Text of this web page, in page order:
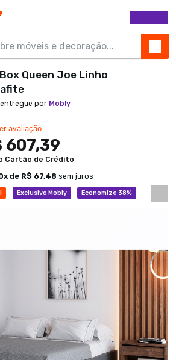
Exclusivo Mobly Economize 38%
Queen Joe Linho
entregue por Mobly
rating
avaliação
607,39
Cartão de Crédito
x de R$ 67,48 sem juros